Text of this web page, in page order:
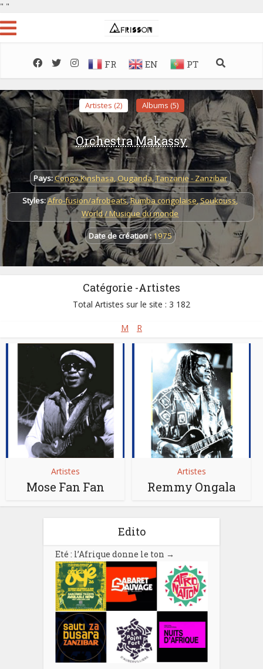
" "
FR EN PT
Artistes (2) Albums (5)
Orchestra Makassy
Pays:Congo Kinshasa,Ouganda,Tanzanie - Zanzibar
Styles:Afro-fusion/afrobeats,Rumba congolaise,Soukouss,
World / Musique du monde
Date de création :1975
Catégorie -Artistes
Total Artistes sur le site : 3 182
M R
Artistes
Mose Fan Fan
Artistes
Remmy Ongala
Edito
Eté : l’Afrique donne le ton →